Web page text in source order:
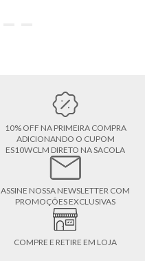
10% OFF NA PRIMEIRA COMPRA
ADICIONANDO O CUPOM
ES10WCLM DIRETO NA SACOLA
ASSINE NOSSA NEWSLETTER COM
PROMOÇÕES EXCLUSIVAS
COMPRE E RETIRE EM LOJA